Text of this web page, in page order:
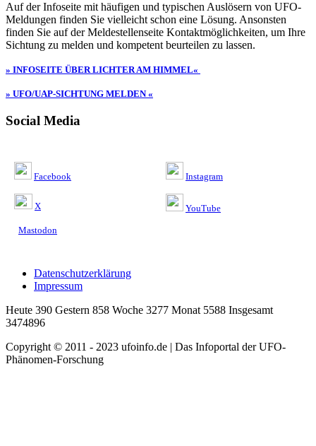
Auf der Infoseite mit häufigen und typischen Auslösern von UFO-
Meldungen finden Sie vielleicht schon eine Lösung. Ansonsten
finden Sie auf der Meldestellenseite Kontaktmöglichkeiten, um Ihre
Sichtung zu melden und kompetent beurteilen zu lassen.
» INFOSEITE ÜBER LICHTER AM HIMMEL«
» UFO/UAP-SICHTUNG MELDEN «
Social Media
Facebook
X
Mastodon
Instagram
YouTube
Datenschutzerklärung
Impressum
Heute 390 Gestern 858 Woche 3277 Monat 5588 Insgesamt
3474896
Copyright © 2011 - 2023 ufoinfo.de | Das Infoportal der UFO-
Phänomen-Forschung